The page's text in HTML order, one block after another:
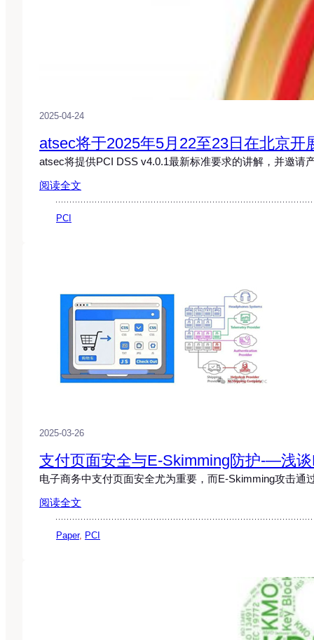
2025-04-24
atsec将于2025年5月22至23日在北京开
atsec将提供PCI DSS v4.0.1最新标准要求的讲解，并邀请
阅读全文
PCI
2025-03-26
支付页面安全与E-Skimming防护-­—浅
电子商务中支付页面安全尤为重要，而E-Skimming攻击
阅读全文
Paper, PCI